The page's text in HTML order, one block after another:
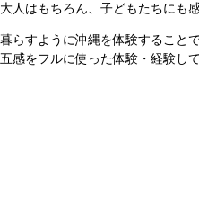
大人はもちろん、子どもたちにも
暮らすように沖縄を体験すること
五感をフルに使った体験・経験して